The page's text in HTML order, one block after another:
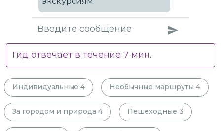
Гид отвечает в течение 7 мин.
Индивидуальные 4 Необычные маршруты 4
За городом и природа 4 Пешеходные 3